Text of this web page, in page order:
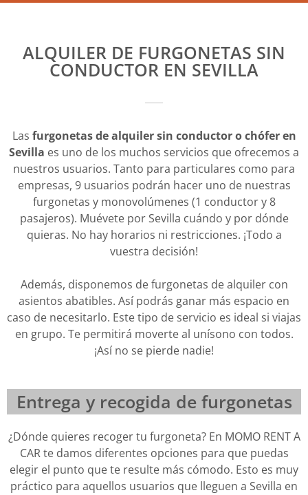
ALQUILER DE FURGONETAS SIN
CONDUCTOR EN SEVILLA
Las furgonetas de alquiler sin conductor o chófer en
Sevilla es uno de los muchos servicios que ofrecemos a
nuestros usuarios. Tanto para particulares como para
empresas, 9 usuarios podrán hacer uno de nuestras
furgonetas y monovolúmenes (1 conductor y 8
pasajeros). Muévete por Sevilla cuándo y por dónde
quieras. No hay horarios ni restricciones. ¡Todo a
vuestra decisión!
Además, disponemos de furgonetas de alquiler con
asientos abatibles. Así podrás ganar más espacio en
caso de necesitarlo. Este tipo de servicio es ideal si viajas
en grupo. Te permitirá moverte al unísono con todos.
¡Así no se pierde nadie!
Entrega y recogida de furgonetas
¿Dónde quieres recoger tu furgoneta? En MOMO RENT A
CAR te damos diferentes opciones para que puedas
elegir el punto que te resulte más cómodo. Esto es muy
práctico para aquellos usuarios que lleguen a Sevilla en